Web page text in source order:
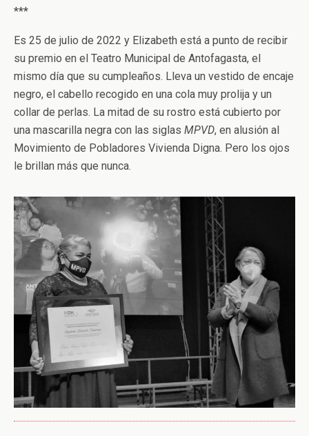
***
Es 25 de julio de 2022 y Elizabeth está a punto de recibir
su premio en el Teatro Municipal de Antofagasta, el
mismo día que su cumpleaños. Lleva un vestido de encaje
negro, el cabello recogido en una cola muy prolija y un
collar de perlas. La mitad de su rostro está cubierto por
una mascarilla negra con las siglas MPVD, en alusión al
Movimiento de Pobladores Vivienda Digna. Pero los ojos
le brillan más que nunca.